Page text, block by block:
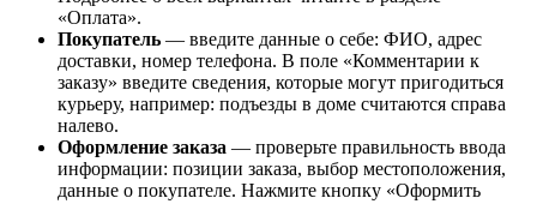
«Оплата».
Покупатель — введите данные о себе: ФИО, адрес
доставки, номер телефона. В поле «Комментарии к
заказу» введите сведения, которые могут пригодиться
курьеру, например: подъезды в доме считаются справа
налево.
Оформление заказа — проверьте правильность ввода
информации: позиции заказа, выбор местоположения,
данные о покупателе. Нажмите кнопку «Оформить